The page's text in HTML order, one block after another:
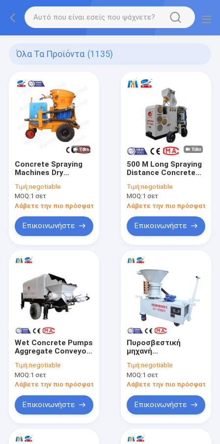
Όλα Τα Προϊόντα (1135)
Concrete Spraying
Machines Dry
Machine Shotcrete
Gunite Equipment
With Compressor
Τιμή:negotiable
MOQ:1 σετ
Λάβετε την πιο πρόσφατη τιμή
Επικοινωνήστε
500 M Long Spraying
Distance Concrete
With Hydraulic
Automatic Pressing
And Lubrication
System
Τιμή:negotiable
MOQ:1 σετ
Λάβετε την πιο πρόσφατη
Επικοινωνήστε
Wet Concrete Pumps
Aggregate Conveyor
Shotcrete Machine
For Mountain Slope
Support
Τιμή:negotiable
MOQ:1 σετ
Λάβετε την πιο πρόσφατη τιμή
Επικοινωνήστε
Πυροσβεστική
μηχανή
ρύπανσης
αεριωθούμενης
ρύπανσης ξηρού
πυροσβεστικού για
ψεκασμό νέων
Τιμή:negotiable
MOQ:1 σετ
Λάβετε την πιο πρόσφατη
Επικοινωνήστε